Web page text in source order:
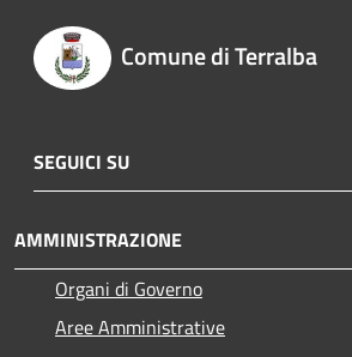
Comune di Terralba
SEGUICI SU
AMMINISTRAZIONE
Organi di Governo
Aree Amministrative